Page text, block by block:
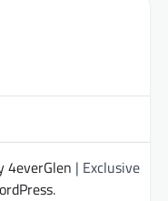
4everGlen | Exclusive
.